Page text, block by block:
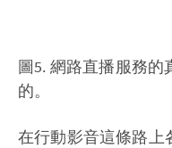
圖5. 網路直播服務
的。
在行動影音這條路上